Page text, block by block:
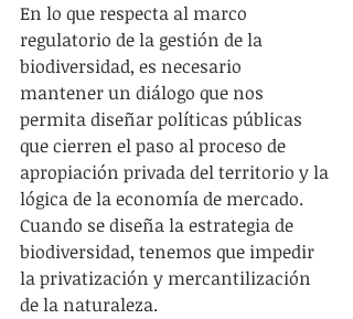
En lo que respecta al marco
regulatorio de la gestión de la
biodiversidad, es necesario
mantener un diálogo que nos
permita diseñar políticas públicas
que cierren el paso al proceso de
apropiación privada del territorio y la
lógica de la economía de mercado.
Cuando se diseña la estrategia de
biodiversidad, tenemos que impedir
la privatización y mercantilización
de la naturaleza.